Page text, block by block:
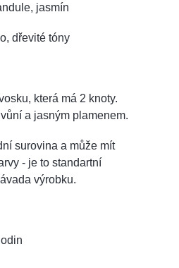
jasmín
dřevité tóny
která má 2 knoty.
a jasným plamenem.
surovina a může mít
- je to standartní
výrobku.